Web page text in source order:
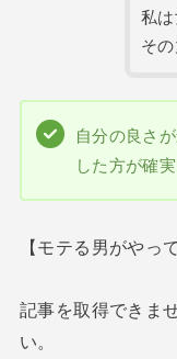
私
そ
自分の良さ
した方が確
【モテる男がやっ
記事を取得できま
い。